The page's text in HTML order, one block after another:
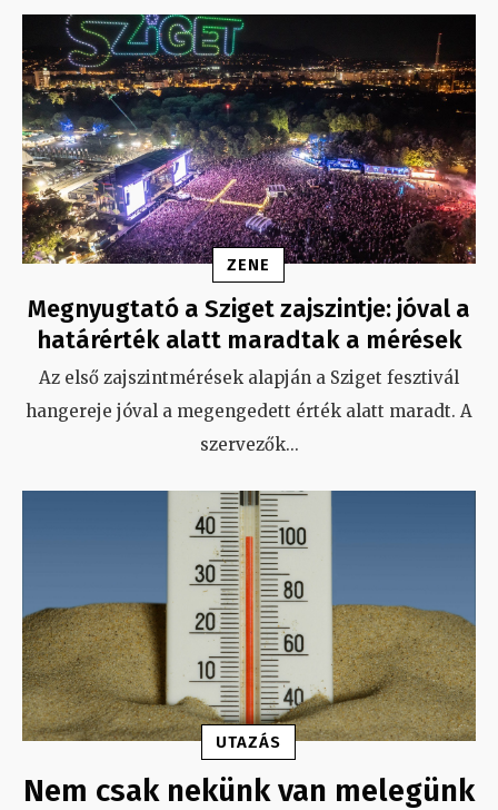
ZENE
Megnyugtató a Sziget zajszintje: jóval a
határérték alatt maradtak a mérések
Az első zajszintmérések alapján a Sziget fesztivál
hangereje jóval a megengedett érték alatt maradt. A
szervezők...
UTAZÁS
Nem csak nekünk van melegünk